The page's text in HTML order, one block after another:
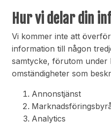
Hur vi delar din
Vi kommer inte att
information till någon
samtycke, förutom under
omständigheter som
Annonstjänst
Analytics